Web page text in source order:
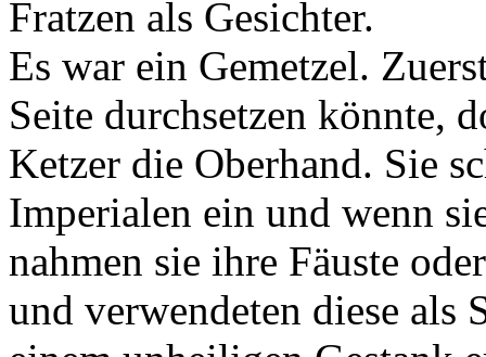
Fratzen als Gesichter.
Es war ein Gemetzel.
Seite durchsetzen könnte,
Ketzer die Oberhand. Sie
Imperialen ein und wenn
nahmen sie ihre Fäuste
und verwendeten diese